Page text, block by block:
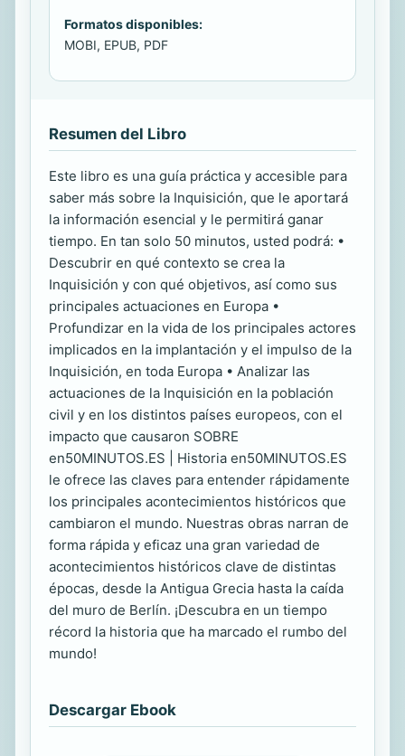
Formatos disponibles:
MOBI, EPUB, PDF
Resumen del Libro
Este libro es una guía práctica y accesible para
saber más sobre la Inquisición, que le aportará
la información esencial y le permitirá ganar
tiempo. En tan solo 50 minutos, usted podrá: •
Descubrir en qué contexto se crea la
Inquisición y con qué objetivos, así como sus
principales actuaciones en Europa •
Profundizar en la vida de los principales actores
implicados en la implantación y el impulso de la
Inquisición, en toda Europa • Analizar las
actuaciones de la Inquisición en la población
civil y en los distintos países europeos, con el
impacto que causaron SOBRE
en50MINUTOS.ES | Historia en50MINUTOS.ES
le ofrece las claves para entender rápidamente
los principales acontecimientos históricos que
cambiaron el mundo. Nuestras obras narran de
forma rápida y eficaz una gran variedad de
acontecimientos históricos clave de distintas
épocas, desde la Antigua Grecia hasta la caída
del muro de Berlín. ¡Descubra en un tiempo
récord la historia que ha marcado el rumbo del
mundo!
Descargar Ebook